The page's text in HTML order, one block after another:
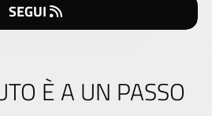
SEGUI
È A UN PASSO